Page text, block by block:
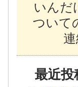
いんだ
ついて
最近